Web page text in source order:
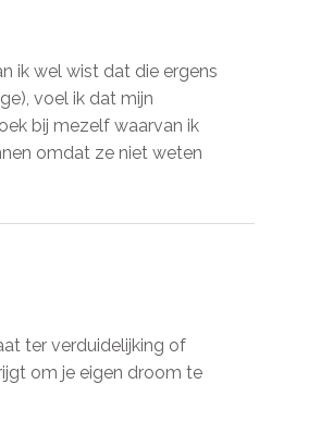
ik wel wist dat die ergens
voel ik dat mijn
bij mezelf waarvan ik
omdat ze niet weten
ter verduidelijking of
om je eigen droom te